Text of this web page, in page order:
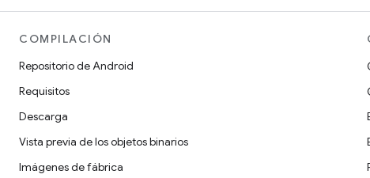
COMPILACIÓN
Repositorio de Android
Requisitos
Descarga
Vista previa de los objetos binarios
Imágenes de fábrica